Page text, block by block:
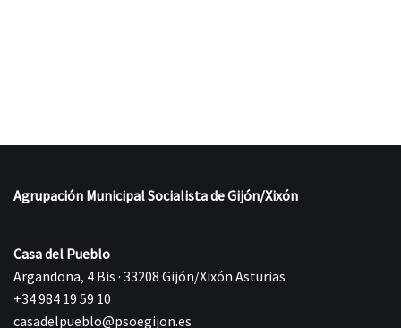
Agrupación Municipal Socialista de Gijón/Xixón
Casa del Pueblo
Argandona, 4 Bis · 33208 Gijón/Xixón Asturias
+34 984 19 59 10
casadelpueblo@psoegijon.es